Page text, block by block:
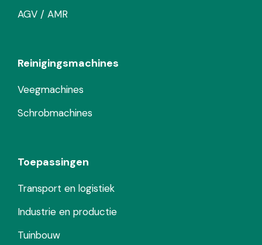
AGV / AMR
Reinigingsmachines
Veegmachines
Schrobmachines
Toepassingen
Transport en logistiek
Industrie en productie
Tuinbouw